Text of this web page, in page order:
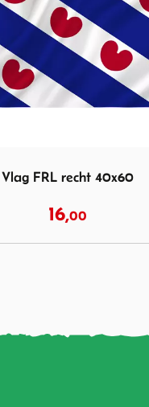
Vlag FRL recht 200x300
159,00